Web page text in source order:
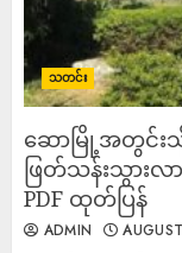
သတင်း
ဆောမြို့အတွင်း
ဖြတ်သန်းသွားလ
PDF ထုတ်ပြန်
ADMIN